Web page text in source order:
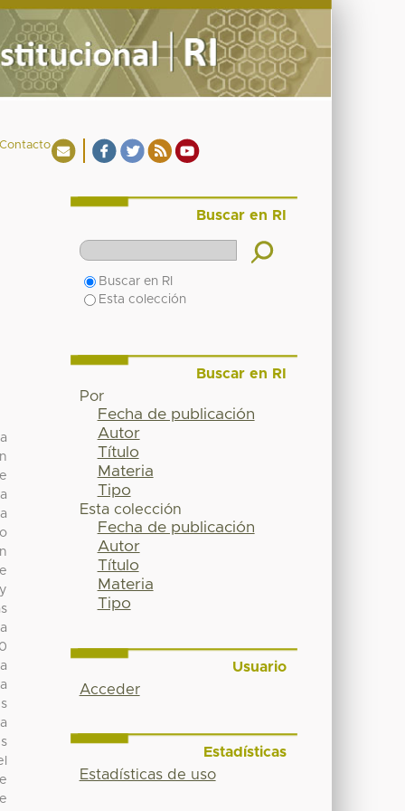
Contacto
Buscar en RI
Buscar en RI
Esta colección
Buscar en RI
Por
Fecha de publicación
Autor
Título
Materia
Tipo
Esta colección
Fecha de publicación
Autor
Título
Materia
Tipo
Usuario
Acceder
Estadísticas
Estadísticas de uso